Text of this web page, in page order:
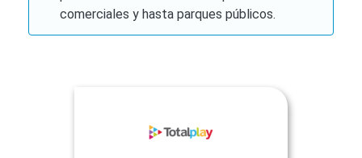
comerciales y hasta parques públicos.